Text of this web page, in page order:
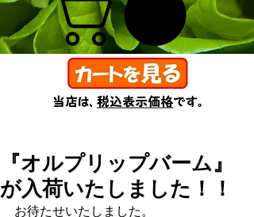
『オルプリップバーム』
が入荷いたしました！！
お待たせいたしました。